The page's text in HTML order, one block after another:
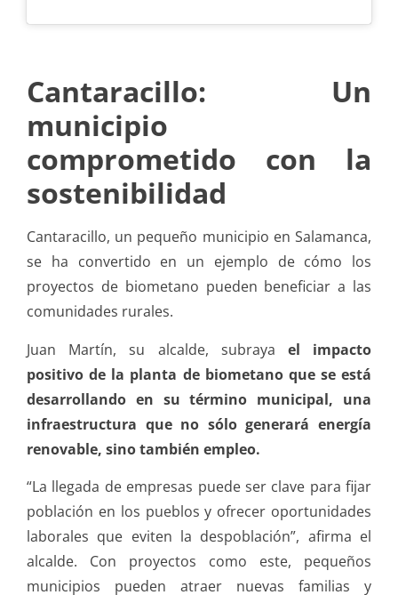
Cantaracillo: Un
municipio
comprometido con la
sostenibilidad
Cantaracillo, un pequeño municipio en Salamanca,
se ha convertido en un ejemplo de cómo los
proyectos de biometano pueden beneficiar a las
comunidades rurales.
Juan Martín, su alcalde, subraya el impacto
positivo de la planta de biometano que se está
desarrollando en su término municipal, una
infraestructura que no sólo generará energía
renovable, sino también empleo.
“La llegada de empresas puede ser clave para fijar
población en los pueblos y ofrecer oportunidades
laborales que eviten la despoblación”, afirma el
alcalde. Con proyectos como este, pequeños
municipios pueden atraer nuevas familias y